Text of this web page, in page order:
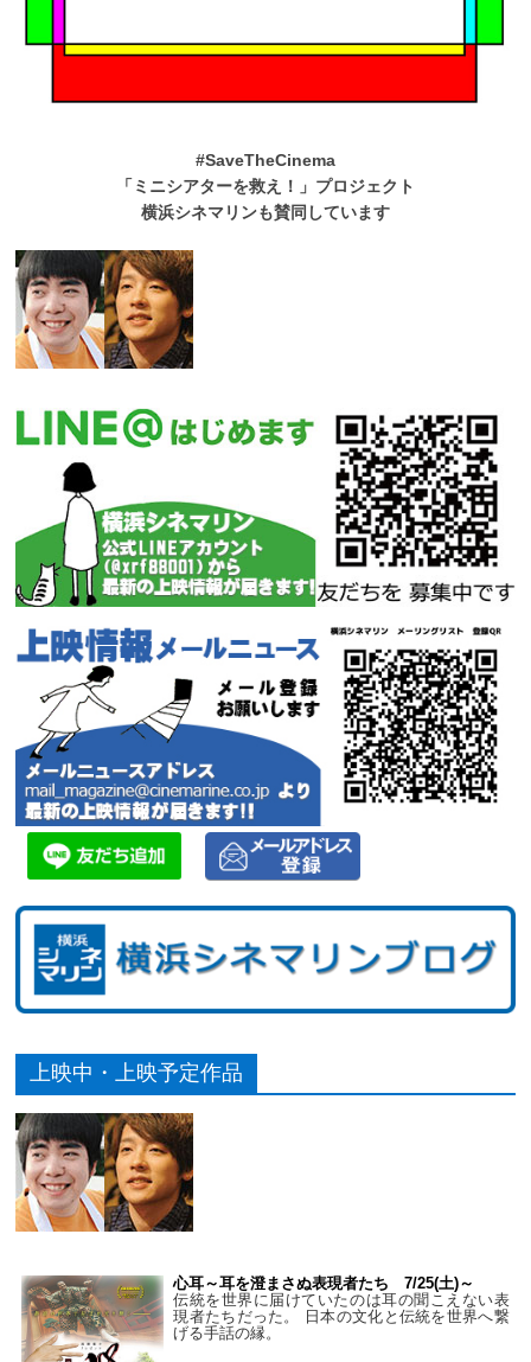
#SaveTheCinema
「ミニシアターを救え！」プロジェクト
横浜シネマリンも賛同しています
上映中・上映予定作品
心耳～耳を澄まさぬ表現者たち 7/25(土)～
伝統を世界に届けていたのは耳の聞こえない表
現者たちだった。 日本の文化と伝統を世界へ繋
げる手話の縁。